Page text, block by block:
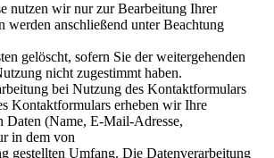
nutzen wir nur zur Bearbeitung Ihrer
werden anschließend unter Beachtung
gelöscht, sofern Sie der weitergehenden
nicht zugestimmt haben.
bei Nutzung des Kontaktformulars
Kontaktformulars erheben wir Ihre
Daten (Name, E-Mail-Adresse,
in dem von
gestellten Umfang. Die Datenverarbeitung